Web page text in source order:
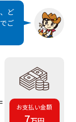
ど
ご
お支払い金額
7